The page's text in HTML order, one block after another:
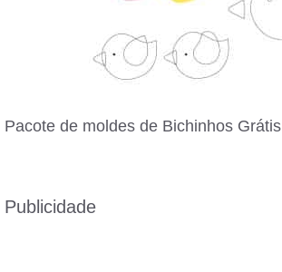
Pacote de moldes de Bichinhos Grátis
Publicidade